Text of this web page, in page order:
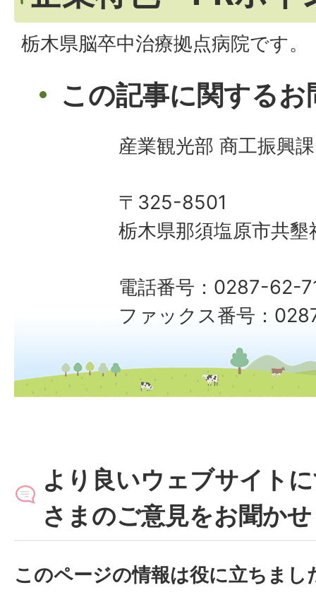
栃木県脳卒中治療拠点病院です。
この記事に関する
産業観光部 商工振興
〒325-8501
栃木県那須塩原市共
電話番号：0287-62-
ファックス番号：
より良いウェブサイト
さまのご意見をお聞か
このページの情報は役に立ちまし